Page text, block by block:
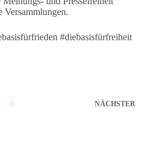
Versammlungen.
#diebasisfürfreiheit
NÄCHSTER